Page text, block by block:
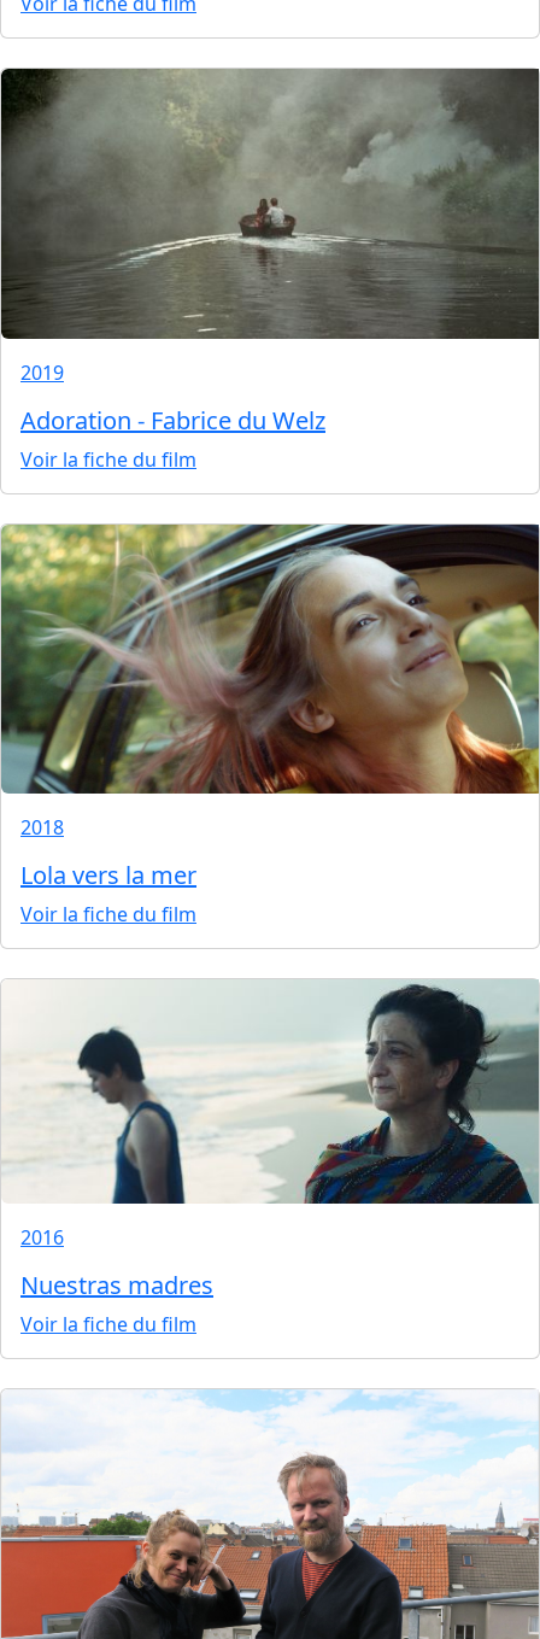
2019
Adoration - Fabrice du Welz
Voir la fiche du film
2018
Lola vers la mer
Voir la fiche du film
2016
Nuestras madres
Voir la fiche du film